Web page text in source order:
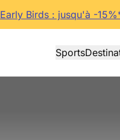
Early Birds : jusqu'à -
Sports